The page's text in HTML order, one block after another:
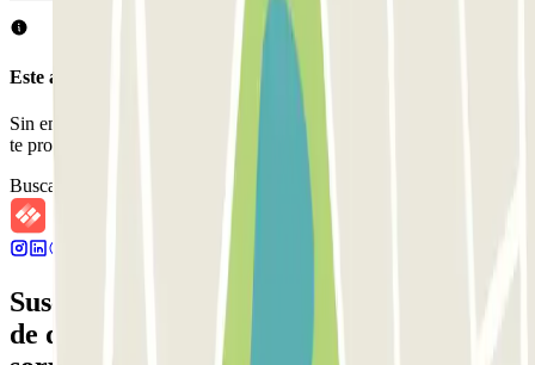
Este aparcamiento no acepta reservas a través de Parclick.
Sin embargo, puedes reservar en uno de los parkings cercanos que
te proponemos.
Buscar parkings cercanos
Suscríbete a nuestra newsletter y entérate
de descuentos, sorteos y otras muchas